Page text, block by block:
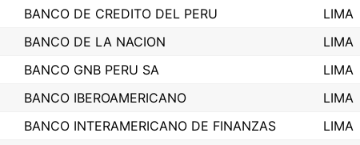
BANCO DE CREDITO DEL PERU LIMA
BANCO DE LA NACION LIMA
BANCO GNB PERU SA LIMA
BANCO IBEROAMERICANO LIMA
BANCO INTERAMERICANO DE FINANZAS LIMA